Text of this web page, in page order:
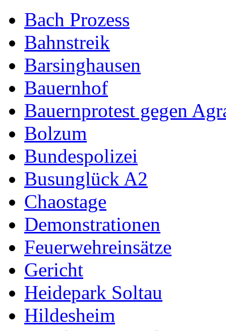
Bach Prozess
Bahnstreik
Barsinghausen
Bauernhof
Bauernprotest gegen
Bolzum
Bundespolizei
Busunglück A2
Chaostage
Demonstrationen
Feuerwehreinsätze
Gericht
Heidepark Soltau
Hildesheim